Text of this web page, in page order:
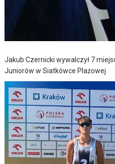
Jakub Czernicki wywalczył 7
Juniorów w Siatkówce Plażowej